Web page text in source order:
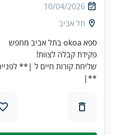
10/04/2026
תל אביב
שליחת קורות חיים ל |**
**|